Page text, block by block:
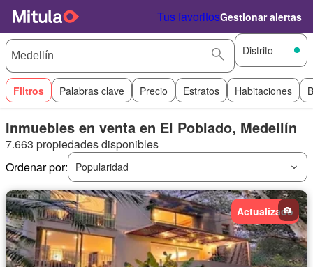
Tus favoritosGestionar alertas
Distrito
Filtros Palabras clave Precio Estratos Habitaciones
Inmuebles en venta en El Poblado, Medellín
7.663 propiedades disponibles
Ordenar por:
Popularidad
Actualizado